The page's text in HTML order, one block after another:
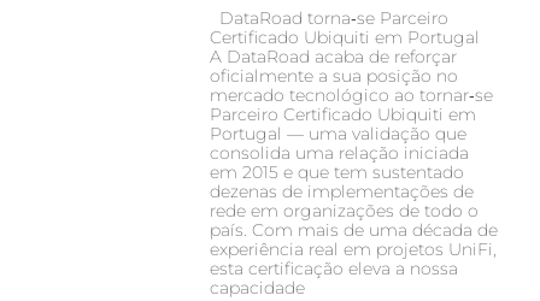
DataRoad torna‑se Parceiro
Certificado Ubiquiti em Portugal
A DataRoad acaba de reforçar
oficialmente a sua posição no
mercado tecnológico ao tornar‑se
Parceiro Certificado Ubiquiti em
Portugal — uma validação que
consolida uma relação iniciada
em 2015 e que tem sustentado
dezenas de implementações de
rede em organizações de todo o
país. Com mais de uma década de
experiência real em projetos UniFi,
esta certificação eleva a nossa
capacidade